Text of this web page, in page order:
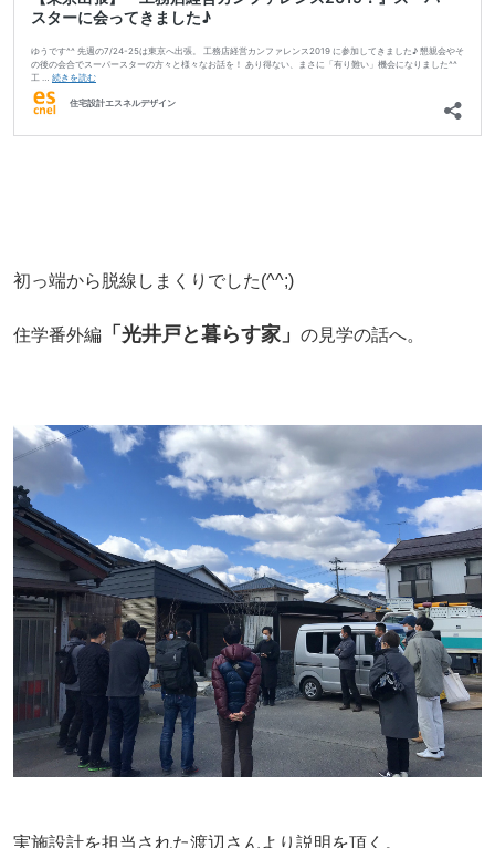
初っ端から脱線しまくりでした(^^;)
住学番外編「光井戸と暮らす家」 の見学の話へ。
実施設計を担当された渡辺さんより説明を頂く。